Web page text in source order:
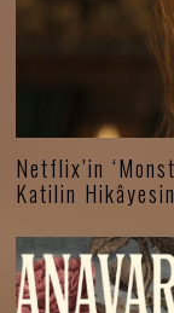
Netflix’in
Katilin